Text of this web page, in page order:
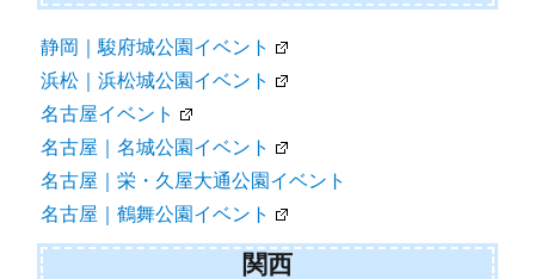
静岡｜駿府城公園イベント
浜松｜浜松城公園イベント
名古屋イベント
名古屋｜名城公園イベント
名古屋｜栄・久屋大通公園イベント
名古屋｜鶴舞公園イベント
関西